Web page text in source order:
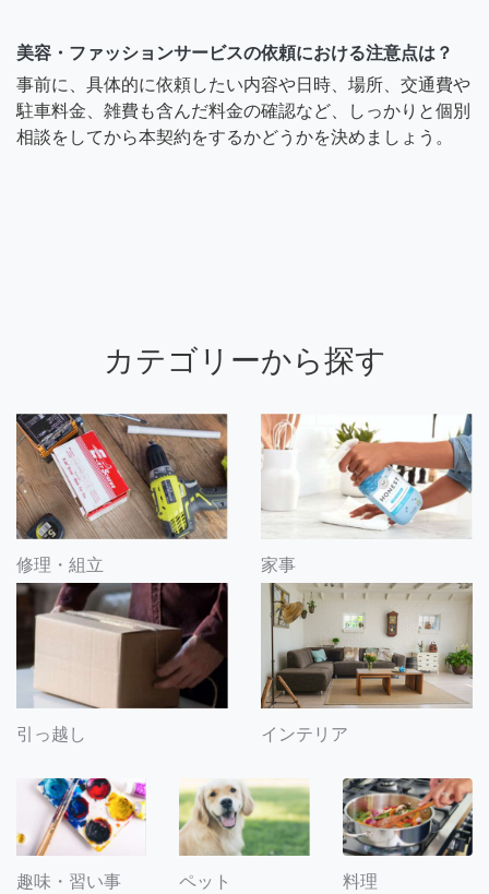
美容・ファッションサービスの依頼における注意点は？
事前に、具体的に依頼したい内容や日時、場所、交通費や
駐車料金、雑費も含んだ料金の確認など、しっかりと個別
相談をしてから本契約をするかどうかを決めましょう。
カテゴリーから探す
修理・組立 家事
引っ越し インテリア
趣味・習い事 ペット 料理